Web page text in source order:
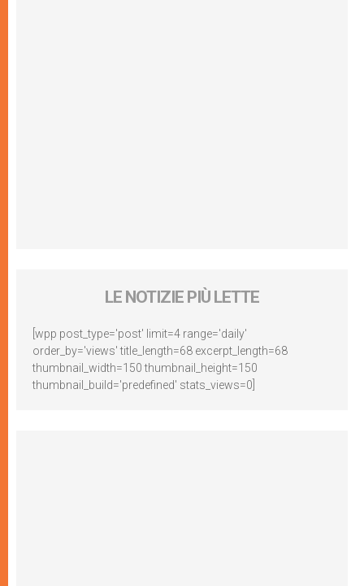
LE NOTIZIE PIÙ LETTE
[wpp post_type='post' limit=4 range='daily'
order_by='views' title_length=68 excerpt_length=68
thumbnail_width=150 thumbnail_height=150
thumbnail_build='predefined' stats_views=0]